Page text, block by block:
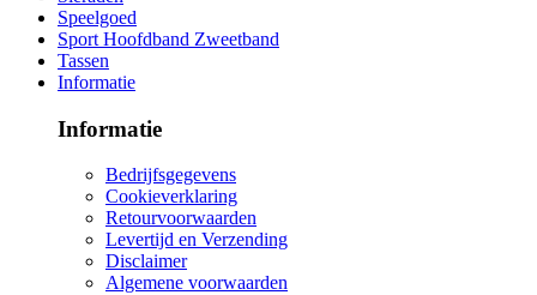
Speelgoed
Sport Hoofdband Zweetband
Tassen
Informatie
Informatie
Bedrijfsgegevens
Cookieverklaring
Retourvoorwaarden
Levertijd en Verzending
Disclaimer
Algemene voorwaarden